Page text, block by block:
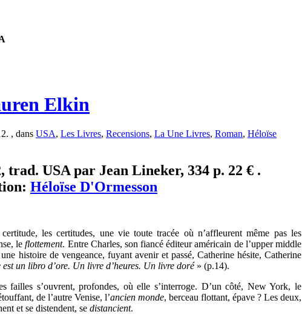
Elkin
, dans USA, Les Livres, Recensions, La Une Livres, Roman, Héloïse
trad. USA par Jean Lineker, 334 p. 22 € .
Héloïse D'Ormesson
les certitudes, une vie toute tracée où n’affleurent même pas les
leflottement. Entre Charles, son fiancé éditeur américain de l’upper middle
histoire de vengeance, fuyant avenir et passé, Catherine hésite, Catherine
est un libro d’ore. Un livre d’heures. Un livre doré» (p.14).
failles s’ouvrent, profondes, où elle s’interroge. D’un côté, New York, le
de l’autre Venise, l’ancien monde, berceau flottant, épave ? Les deux,
et se distendent, se distancient.